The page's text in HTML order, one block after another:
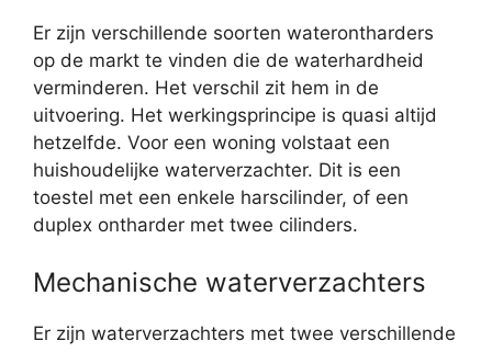
Er zijn verschillende soorten waterontharders
op de markt te vinden die de waterhardheid
verminderen. Het verschil zit hem in de
uitvoering. Het werkingsprincipe is quasi altijd
hetzelfde. Voor een woning volstaat een
huishoudelijke waterverzachter. Dit is een
toestel met een enkele harscilinder, of een
duplex ontharder met twee cilinders.
Mechanische waterverzachters
Er zijn waterverzachters met twee verschillende